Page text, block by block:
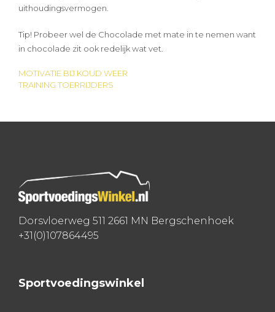
uithoudingsvermogen.
Tip! Probeer wel de Chocolade met mate in te nemen want
in chocolade zit ook redelijk wat vet.
Bericht
MOTIVATIE BIJ KOUD WEER
TRAINING TOERRIJDERS
Dorsvloerweg 511 2661 MN Bergschenhoek
+31(0)107864495
Sportvoedingswinkel